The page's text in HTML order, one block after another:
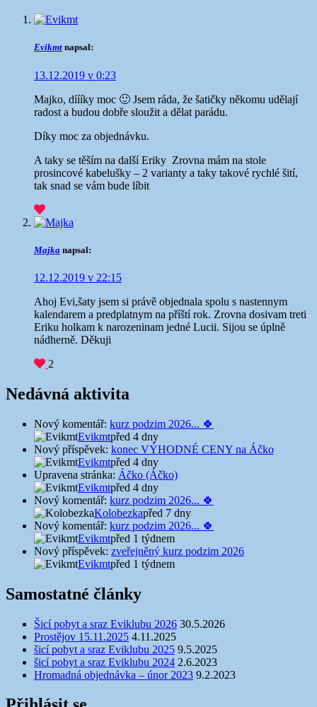
Evikmt napsal:
13.12.2019 v 0:23
Majko, díííky moc 🙂 Jsem ráda, že šatičky někomu udělají
radost a budou dobře sloužit a dělat parádu.
Díky moc za objednávku.
A taky se těším na další Eriky Zrovna mám na stole
prosincové kabelušky – 2 varianty a taky takové rychlé šití,
tak snad se vám bude líbit
Majka napsal:
12.12.2019 v 22:15
Ahoj Evi,šaty jsem si právě objednala spolu s nastennym
kalendarem a predplatnym na příští rok. Zrovna dosivam treti
Eriku holkam k narozeninam jedné Lucii. Sijou se úplně
nádherně. Děkuji
2
Nedávná aktivita
Nový komentář: kurz podzim 2026... 🍀
Evikmtpřed 4 dny
Nový příspěvek: konec VÝHODNÉ CENY na Áčko
Evikmtpřed 4 dny
Upravena stránka: Áčko (Áčko)
Evikmtpřed 4 dny
Nový komentář: kurz podzim 2026... 🍀
Kolobezkapřed 7 dny
Nový komentář: kurz podzim 2026... 🍀
Evikmtpřed 1 týdnem
Nový příspěvek: zveřejněný kurz podzim 2026
Evikmtpřed 1 týdnem
Samostatné články
Šicí pobyt a sraz Eviklubu 2026 30.5.2026
Prostějov 15.11.2025 4.11.2025
šicí pobyt a sraz Eviklubu 2025 9.5.2025
šicí pobyt a sraz Eviklubu 2024 2.6.2023
Hromadná objednávka – únor 2023 9.2.2023